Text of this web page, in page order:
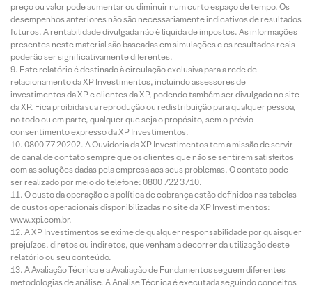
preço ou valor pode aumentar ou diminuir num curto espaço de tempo. Os
desempenhos anteriores não são necessariamente indicativos de resultados
futuros. A rentabilidade divulgada não é líquida de impostos. As informações
presentes neste material são baseadas em simulações e os resultados reais
poderão ser significativamente diferentes.
Este relatório é destinado à circulação exclusiva para a rede de
relacionamento da XP Investimentos, incluindo assessores de
investimentos da XP e clientes da XP, podendo também ser divulgado no site
da XP. Fica proibida sua reprodução ou redistribuição para qualquer pessoa,
no todo ou em parte, qualquer que seja o propósito, sem o prévio
consentimento expresso da XP Investimentos.
0800 77 20202. A Ouvidoria da XP Investimentos tem a missão de servir
de canal de contato sempre que os clientes que não se sentirem satisfeitos
com as soluções dadas pela empresa aos seus problemas. O contato pode
ser realizado por meio do telefone: 0800 722 3710.
O custo da operação e a política de cobrança estão definidos nas tabelas
de custos operacionais disponibilizadas no site da XP Investimentos:
www.xpi.com.br.
A XP Investimentos se exime de qualquer responsabilidade por quaisquer
prejuízos, diretos ou indiretos, que venham a decorrer da utilização deste
relatório ou seu conteúdo.
A Avaliação Técnica e a Avaliação de Fundamentos seguem diferentes
metodologias de análise. A Análise Técnica é executada seguindo conceitos